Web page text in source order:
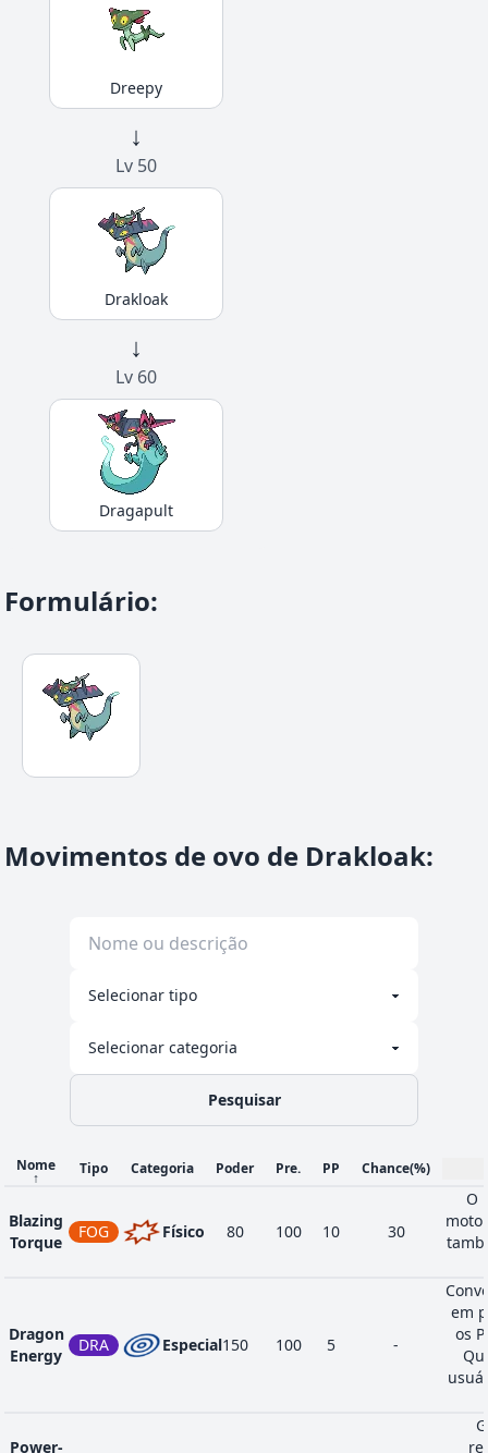
Dreepy
↓
Lv 50
Drakloak
↓
Lv 60
Dragapult
Formulário:
Movimentos de ovo de Drakloak:
Pesquisar
Nome
↑
Tipo Categoria Poder Pre. PP Chance(%)
Blazing
Torque
FOG Físico 80 100 10 30
O
Dragon
Energy
DRA Especial150 100 5 -
em
os
Power-